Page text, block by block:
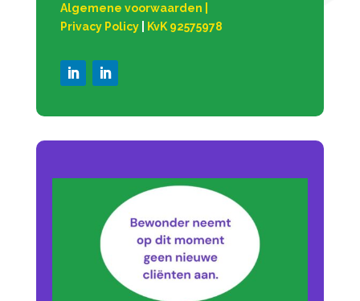
Algemene voorwaarden
Privacy Policy| KvK 92575978